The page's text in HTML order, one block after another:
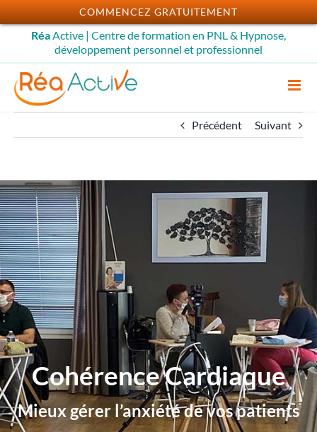
Passer
au
contenu
RéaActive | Centre de formation en PNL & Hypnose,
développement personnel et professionnel
Précédent Suivant
Cohérence Cardiaque
Mieux gérer l’anxiété de vos patients
COMMENCEZ GRATUITEMENT